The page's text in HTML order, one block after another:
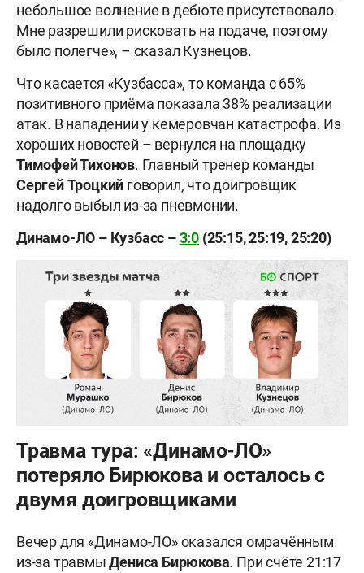
небольшое волнение в дебюте присутствовало.
Мне разрешили рисковать на подаче, поэтому
было полегче», – сказал Кузнецов.
Что касается «Кузбасса», то команда с 65%
позитивного приёма показала 38% реализации
атак. В нападении у кемеровчан катастрофа. Из
хороших новостей – вернулся на площадку
Тимофей Тихонов. Главный тренер команды
СергейТроцкий говорил, что доигровщик
надолго выбыл из-за пневмонии.
Динамо-ЛО – Кузбасс –3:0 (25:15, 25:19, 25:20)
Травма тура: «Динамо-ЛО»
потеряло Бирюкова и осталось с
двумя доигровщиками
Вечер для «Динамо-ЛО» оказался омрачённым
из-за травмыДениса Бирюкова. При счёте 21:17